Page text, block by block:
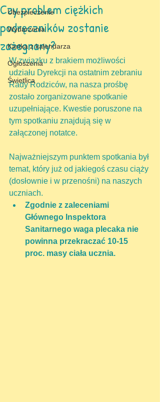
Ubezpieczenie
Wydarzenia
Kartka z kalendarza
Ogłoszenia
Świetlica
Czy problem ciężkich
podręczników zostanie
zażegnany?
W związku z brakiem możliwości
udziału Dyrekcji na ostatnim zebraniu
Rady Rodziców, na nasza prośbę
zostało zorganizowane spotkanie
uzupełniające. Kwestie poruszone na
tym spotkaniu znajdują się w
załączonej notatce.
Najważniejszym punktem spotkania był
temat, który już od jakiegoś czasu ciąży
(dosłownie i w przenośni) na naszych
uczniach.
Zgodnie z zaleceniami
Głównego Inspektora
Sanitarnego waga plecaka nie
powinna przekraczać 10-15
proc. masy ciała ucznia.